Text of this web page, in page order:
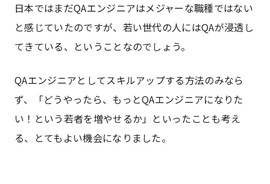
日本ではまだQAエンジニアはメジャーな職種ではない
と感じていたのですが、若い世代の人にはQAが浸透し
てきている、ということなのでしょう。
QAエンジニアとしてスキルアップする方法のみなら
ず、「どうやったら、もっとQAエンジニアになりた
い！という若者を増やせるか」といったことも考え
る、とてもよい機会になりました。